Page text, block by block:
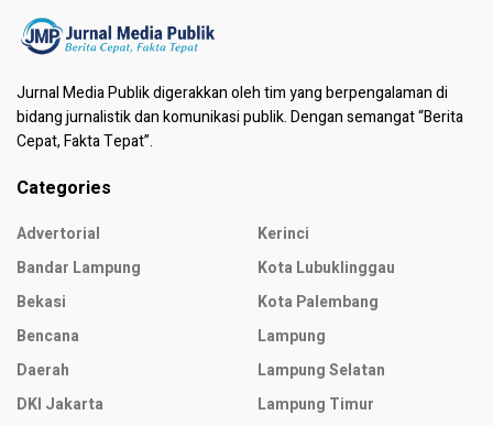
Jurnal Media Publik digerakkan oleh tim yang berpengalaman di
bidang jurnalistik dan komunikasi publik. Dengan semangat “Berita
Cepat, Fakta Tepat”.
Categories
Advertorial
Bandar Lampung
Bekasi
Bencana
Daerah
DKI Jakarta
Kerinci
Kota Lubuklinggau
Kota Palembang
Lampung
Lampung Selatan
Lampung Timur